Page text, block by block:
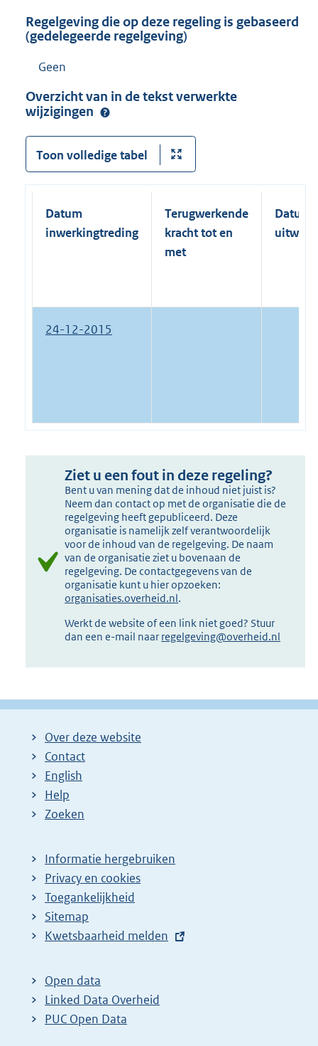
Regelgeving die op deze regeling is gebaseerd
(gedelegeerde regelgeving)
Geen
Overzicht van in de tekst verwerkte
wijzigingen
Toon volledige tabel
Datum
inwerkingtreding
Terugwerkende
kracht tot en
met
Datum
24-12-2015
Ziet u een fout in deze regeling?
Bent u van mening dat de inhoud niet juist is?
Neem dan contact op met de organisatie die de
regelgeving heeft gepubliceerd. Deze
organisatie is namelijk zelf verantwoordelijk
voor de inhoud van de regelgeving. De naam
van de organisatie ziet u bovenaan de
regelgeving. De contactgegevens van de
organisatie kunt u hier opzoeken:
organisaties.overheid.nl.
Werkt de website of een link niet goed? Stuur
dan een e-mail naar regelgeving@overheid.nl
Over deze website
Contact
English
Help
Zoeken
Informatie hergebruiken
Privacy en cookies
Toegankelijkheid
Sitemap
E
t
e
r
Kwetsbaarheid melden
Open data
Linked Data Overheid
PUC Open Data